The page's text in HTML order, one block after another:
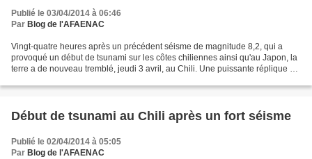
Publié le 03/04/2014 à 06:46
Par Blog de l'AFAENAC
Vingt-quatre heures après un précédent séisme de magnitude 8,2, qui a
provoqué un début de tsunami sur les côtes chiliennes ainsi qu'au Japon, la
terre a de nouveau tremblé, jeudi 3 avril, au Chili. Une puissante réplique de
Début de tsunami au Chili après un fort séisme
Publié le 02/04/2014 à 05:05
Par Blog de l'AFAENAC